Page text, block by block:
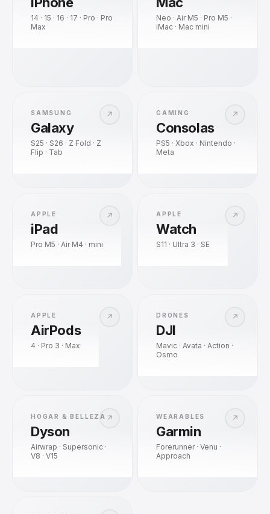
14 · 15 · 16 · 17 · Pro · Pro
Max
Neo · Air M5 · Pro M5 ·
iMac · Mac mini
↗
SAMSUNG
Galaxy
S25 · S26 · Z Fold · Z
Flip · Tab
↗
GAMING
Consolas
PS5 · Xbox · Nintendo ·
Meta
↗
APPLE
iPad
Pro M5 · Air M4 · mini
↗
APPLE
Watch
S11 · Ultra 3 · SE
↗
APPLE
AirPods
4 · Pro 3 · Max
↗
DRONES
DJI
Mavic · Avata · Action ·
Osmo
↗
HOGAR & BELLEZA
Dyson
Airwrap · Supersonic ·
V8 · V15
↗
WEARABLES
Garmin
Forerunner · Venu ·
Approach